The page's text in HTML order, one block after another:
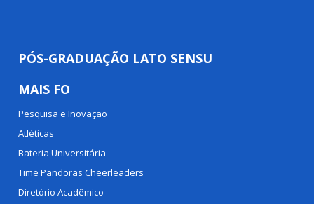
PÓS-GRADUAÇÃO LATO SENSU
MAIS FO
Pesquisa e Inovação
Atléticas
Bateria Universitária
Time Pandoras Cheerleaders
Diretório Acadêmico